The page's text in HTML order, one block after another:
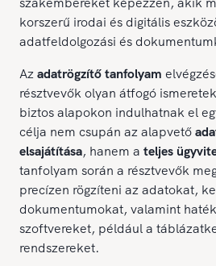
korszerű irodai és digitális
adatfeldolgozási és
Azadatrögzítő tanfolyam
résztvevők olyan átfogó
biztos alapokon indulhatnak el
célja nem csupán az alapvető
elsajátítása, hanem a teljes
tanfolyam során a résztvevők
precízen rögzíteni az adatokat,
dokumentumokat, valamint
szoftvereket, például a
rendszereket.